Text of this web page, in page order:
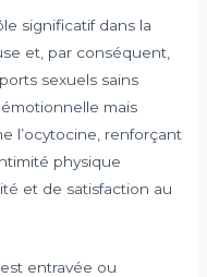
significatif dans la
et, par conséquent,
sexuels sains
mais
l’ocytocine, renforçant
physique
et de satisfaction au
entravée ou